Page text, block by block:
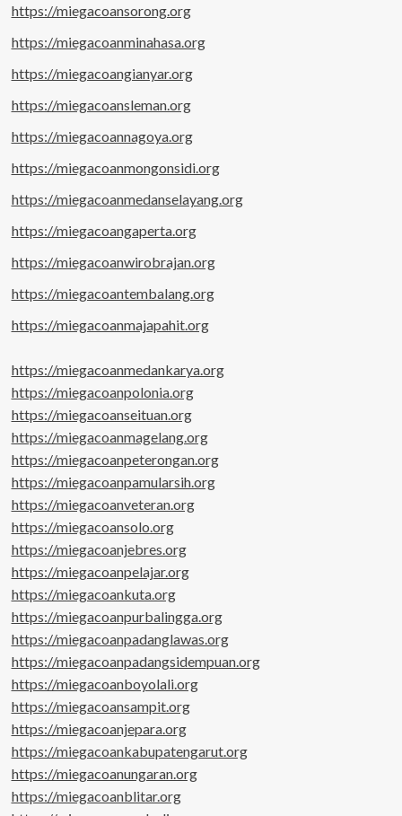
https://miegacoansorong.org
https://miegacoanminahasa.org
https://miegacoangianyar.org
https://miegacoansleman.org
https://miegacoannagoya.org
https://miegacoanmongonsidi.org
https://miegacoanmedanselayang.org
https://miegacoangaperta.org
https://miegacoanwirobrajan.org
https://miegacoantembalang.org
https://miegacoanmajapahit.org
https://miegacoanmedankarya.org
https://miegacoanpolonia.org
https://miegacoanseituan.org
https://miegacoanmagelang.org
https://miegacoanpeterongan.org
https://miegacoanpamularsih.org
https://miegacoanveteran.org
https://miegacoansolo.org
https://miegacoanjebres.org
https://miegacoanpelajar.org
https://miegacoankuta.org
https://miegacoanpurbalingga.org
https://miegacoanpadanglawas.org
https://miegacoanpadangsidempuan.org
https://miegacoanboyolali.org
https://miegacoansampit.org
https://miegacoanjepara.org
https://miegacoankabupatengarut.org
https://miegacoanungaran.org
https://miegacoanblitar.org